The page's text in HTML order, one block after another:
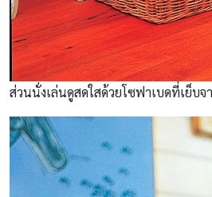
ส่วนนั่งเล่นดูสดใสด้วยโซฟาเบดที่เย็บ